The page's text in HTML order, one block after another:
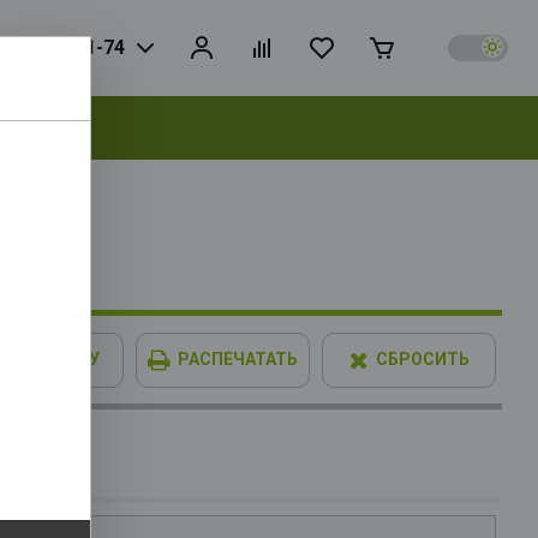
728-81-74
В КОРЗИНУ РАСПЕЧАТАТЬ СБРОСИТЬ